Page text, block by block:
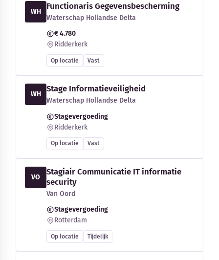
WH
Functionaris Gegevensbescherming
Waterschap Hollandse Delta
€ 4.780
Ridderkerk
Op locatie Vast
WH
Stage Informatieveiligheid
Waterschap Hollandse Delta
Stagevergoeding
Ridderkerk
Op locatie Vast
VO
Stagiair Communicatie IT informatie
security
Van Oord
Stagevergoeding
Rotterdam
Op locatie Tijdelijk